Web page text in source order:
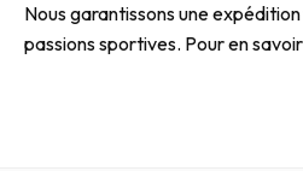
Nous garantissons une
passions sportives. Pour en